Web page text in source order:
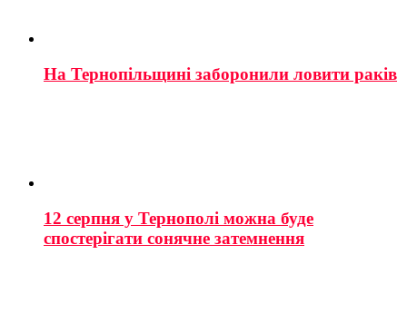
На Тернопільщині заборонили ловити раків
12 серпня у Тернополі можна буде
спостерігати сонячне затемнення